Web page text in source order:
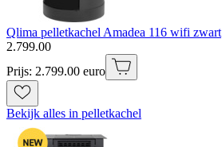
Qlima pelletkachel Amadea 116 wifi zwart
2.799.00
Prijs: 2.799.00 euro
Bekijk alles in pelletkachel